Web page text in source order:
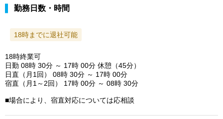
勤務日数・時間
18時までに退社可能
18時終業可
日勤 08時 30分 ～ 17時 00分 休憩（45分）
日直（月1回） 08時 30分 ～ 17時 00分
宿直（月1～2回） 17時 00分 ～ 08時 30分
■場合により、宿直対応については応相談